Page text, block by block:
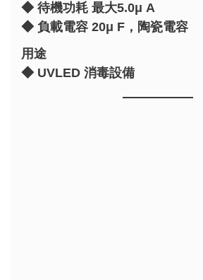
◆ 待機功耗 最大5.0μ A
◆ 負載電容 20μ F，陶瓷電容
用途
◆ UVLED 消毒設備